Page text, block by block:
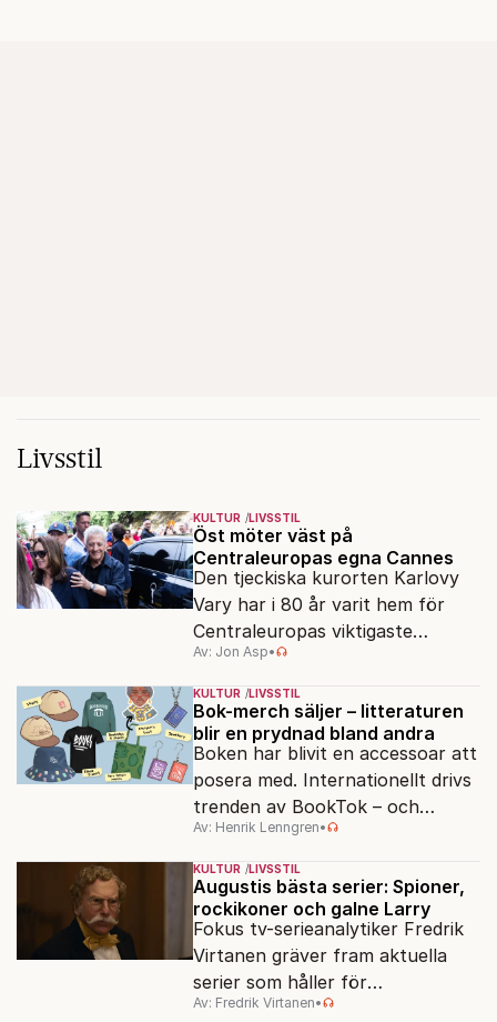
Livsstil
KULTUR LIVSSTIL
Öst möter väst på
Centraleuropas egna Cannes
Den tjeckiska kurorten Karlovy
Vary har i 80 år varit hem för
Centraleuropas viktigaste
filmfestival – en plats där
Hollywoodglans möter
egensinnighet.
Av: Jon Asp•
KULTUR LIVSSTIL
Bok-merch säljer – litteraturen
blir en prydnad bland andra
Boken har blivit en accessoar att
posera med. Internationellt drivs
trenden av BookTok – och
förlagen följer efter.
Av: Henrik Lenngren•
KULTUR LIVSSTIL
Augustis bästa serier: Spioner,
rockikoner och galne Larry
Fokus tv-serieanalytiker Fredrik
Virtanen gräver fram aktuella
serier som håller för
augustisoffan – när
Av: Fredrik Virtanen•